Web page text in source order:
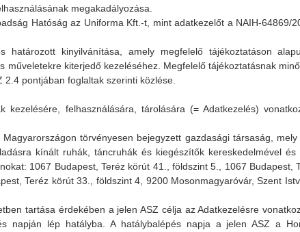
megakadályozása.
Hatóság az Uniforma Kft.-t, mint adatkezelőt a NAIH-64869/
határozott kinyilvánítása, amely megfelelő tájékoztatáson
kiterjedő kezeléséhez. Megfelelő tájékoztatásnak
pontjában foglaltak szerinti közlése.
felhasználására, tárolására (= Adatkezelés)
törvényesen bejegyzett gazdasági társaság, mely
kínált ruhák, táncruhák és kiegészítők kereskedelmével és
1067 Budapest, Teréz körút 41., földszint 5., 1067 Budapest,
Teréz körút 33., földszint 4, 9200 Mosonmagyaróvár, Szent
tartása érdekében a jelen ASZ célja az Adatkezelésre
napján lép hatályba. A hatálybalépés napja a jelen ASZ a